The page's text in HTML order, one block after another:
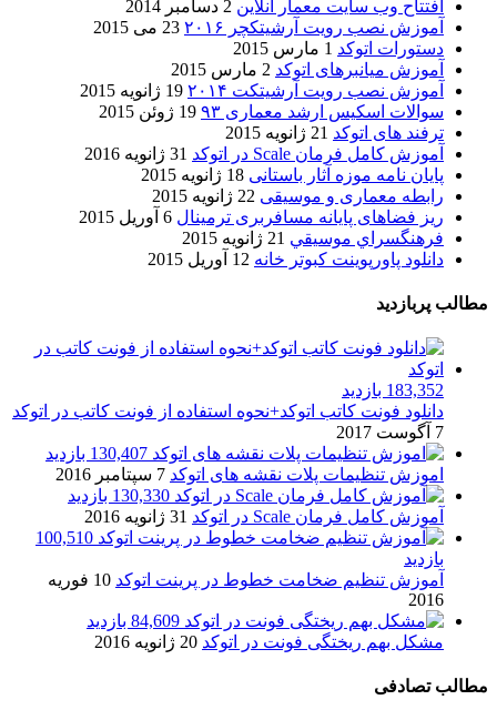
افتتاح وب سایت معمار آنلاین 2 دسامبر 2014
آموزش نصب رویت آرشیتکچر ۲۰۱۶
23 می 2015
دستورات اتوکد 1 مارس 2015
آموزش میانبرهای اتوکد 2 مارس 2015
آموزش نصب رویت آرشیتکت ۲۰۱۴
19 ژانویه 2015
سوالات اسکیس ارشد معماری ۹۳
19 ژوئن 2015
ترفند های اتوکد 21 ژانویه 2015
آموزش کامل فرمان Scale در اتوکد
31 ژانویه 2016
پایان نامه موزه آثار باستانی 18 ژانویه 2015
رابطه معماری و موسیقی 22 ژانویه 2015
ریز فضاهای پایانه مسافربری ترمینال 6 آوریل 2015
فرهنگسراي موسيقي 21 ژانویه 2015
دانلود پاورپوینت کبوتر خانه 12 آوریل 2015
مطالب پربازدید
183,352 بازدید
دانلود فونت کاتب اتوکد+نحوه استفاده از فونت کاتب در اتوکد
7 آگوست 2017
130,407 بازدید
اموزش تنظیمات پلات نقشه های اتوکد 7 سپتامبر 2016
130,330 بازدید
آموزش کامل فرمان Scale در اتوکد
31 ژانویه 2016
100,510
بازدید
آموزش تنظیم ضخامت خطوط در پرینت اتوکد
10 فوریه
2016
84,609 بازدید
مشکل بهم ریختگی فونت در اتوکد 20 ژانویه 2016
مطالب تصادفی